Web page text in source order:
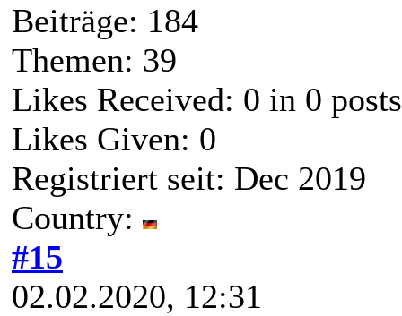
Beiträge: 184
Themen: 39
Likes Received: 0 in 0 posts
Likes Given: 0
Registriert seit: Dec 2019
Country:
#15
02.02.2020, 12:31